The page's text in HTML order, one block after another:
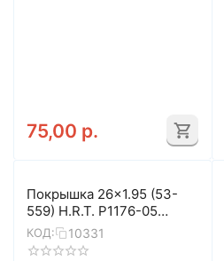
75,00 р.
Покрышка 26x1.95 (53-
559) H.R.T. P1176-05
COMFORT/STREET 00-
011067
КОД: 10331